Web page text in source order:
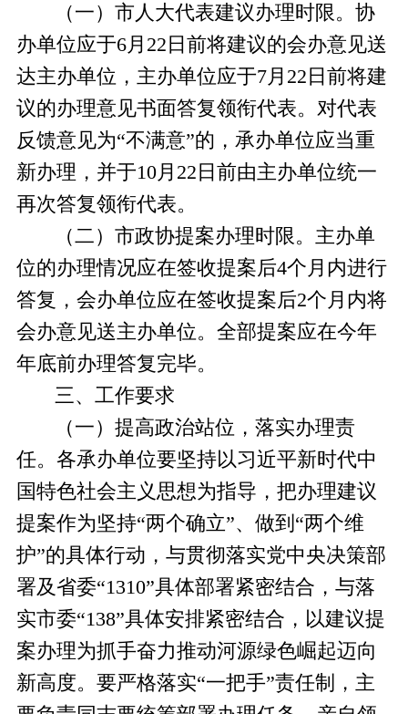
（一）市人大代表建议办理时限。协
办单位应于6月 22 日前将建议的会办意见送
达主办单位，主办单位应于7月 22 日前将建
议的办理意见书面答复领衔代表。对代表
反馈意见为“不满意”的，承办单位应当重
新办理，并于10月 22 日前由主办单位统一
再次答复领衔代表。
（二）市政协提案办理时限。 主办单
位的办理情况应在签收提案后4个月内进行
答复，会办单位应在签收提案后2个月内将
会办意见送主办单位。全部提案应在今年
年底前办理答复完毕。
三、工作要求
（一）提高政治站位，落实办理责
任。 各承办单位要坚持以习近平新时代中
国特色社会主义思想为指导，把办理建议
提案作为坚持“两个确立”、做到“两个维
护”的具体行动，与贯彻落实党中央决策部
署及省委“1310”具体部署紧密结合，与落
实市委“138”具体安排紧密结合，以建议提
案办理为抓手奋力推动河源绿色崛起迈向
新高度。要严格落实“一把手”责任制，主